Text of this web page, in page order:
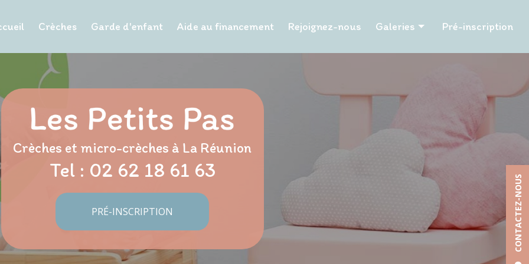
CONTACTEZ-NOUS
Crèches Garde d'enfant Aide au financement Rejoignez-nous Galeries
Les P'tits Papangues
Les P'tits Papillons
Les Petits Pinpins
Pré-inscription
Crèches et micro-crèches à La Réunion
Tel : 02 62 18 61 63
PRÉ-INSCRIPTION